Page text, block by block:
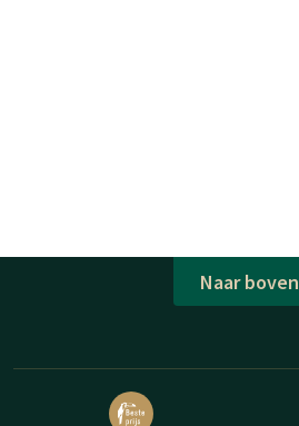
Naar boven